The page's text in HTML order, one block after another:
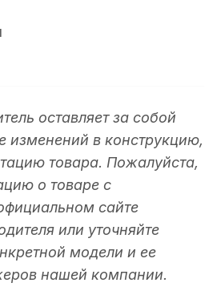
оставляет за собой
изменений в конструкцию,
товара. Пожалуйста,
о товаре с
сайте
или уточняйте
модели и ее
нашей компании.